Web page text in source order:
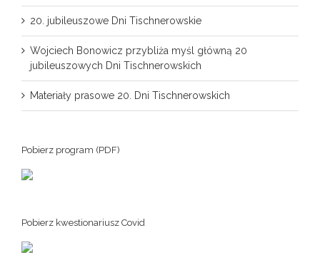
20. jubileuszowe Dni Tischnerowskie
Wojciech Bonowicz przybliża myśl główną 20
jubileuszowych Dni Tischnerowskich
Materiały prasowe 20. Dni Tischnerowskich
Pobierz program (PDF)
Pobierz kwestionariusz Covid